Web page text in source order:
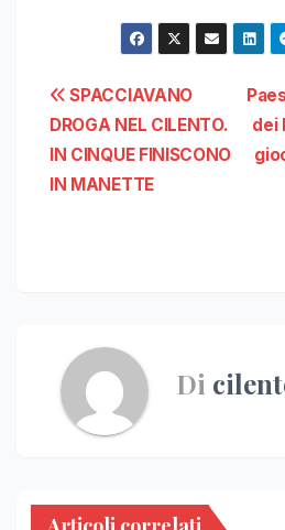
Navigazione
articoli
dei
SPACCIAVANO
DROGA NEL CILENTO.
IN CINQUE FINISCONO
IN MANETTE
Di